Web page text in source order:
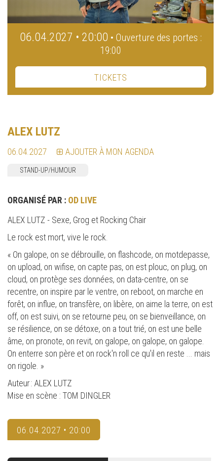
06.04.2027 • 20:00 • Ouverture des portes :
19:00
TICKETS
ALEX LUTZ
06.04.2027 AJOUTER À MON AGENDA
STAND-UP/HUMOUR
ORGANISÉ PAR : OD LIVE
ALEX LUTZ - Sexe, Grog et Rocking Chair
Le rock est mort, vive le rock.
« On galope, on se débrouille, on flashcode, on motdepasse,
on upload, on wifise, on capte pas, on est plouc, on plug, on
cloud, on protège ses données, on data-centre, on se
recentre, on inspire par le ventre, on reboot, on marche en
forêt, on influe, on transfère, on libère, on aime la terre, on est
off, on est suivi, on se retourne peu, on se bienveillance, on
se résilience, on se détoxe, on a tout trié, on est une belle
âme, on pronote, on revit, on galope, on galope, on galope.
On enterre son père et on rock'n roll ce qu'il en reste ... mais
on rigole. »
Auteur : ALEX LUTZ
Mise en scène : TOM DINGLER
06.04.2027 • 20:00